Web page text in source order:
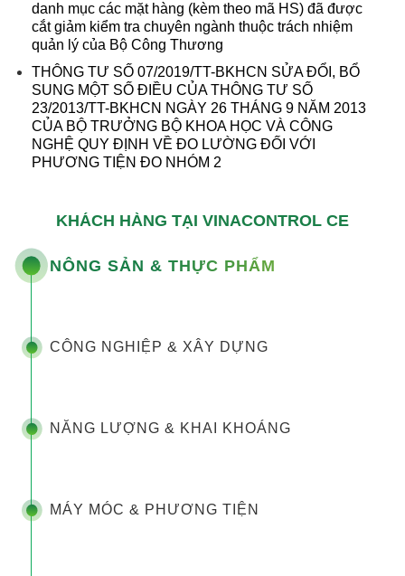
danh mục các mặt hàng (kèm theo mã HS) đã được
cắt giảm kiểm tra chuyên ngành thuộc trách nhiệm
quản lý của Bộ Công Thương
THÔNG TƯ SỐ 07/2019/TT-BKHCN SỬA ĐỔI, BỔ
SUNG MỘT SỐ ĐIỀU CỦA THÔNG TƯ SỐ
23/2013/TT-BKHCN NGÀY 26 THÁNG 9 NĂM 2013
CỦA BỘ TRƯỞNG BỘ KHOA HỌC VÀ CÔNG
NGHỆ QUY ĐỊNH VỀ ĐO LƯỜNG ĐỐI VỚI
PHƯƠNG TIỆN ĐO NHÓM 2
KHÁCH HÀNG TẠI VINACONTROL CE
NÔNG SẢN & THỰC PHẨM
CÔNG NGHIỆP & XÂY DỰNG
NĂNG LƯỢNG & KHAI KHOÁNG
MÁY MÓC & PHƯƠNG TIỆN